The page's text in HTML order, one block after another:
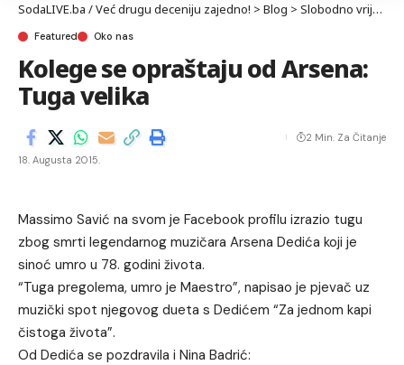
SodaLIVE.ba / Već drugu deceniju zajedno! > Blog > Slobodno vrijeme
Featured Oko nas
Kolege se opraštaju od Arsena:
Tuga velika
18. Augusta 2015.
2 Min. Za Čitanje
Massimo Savić na svom je Facebook profilu izrazio tugu
zbog smrti legendarnog muzičara Arsena Dedića koji je
sinoć umro u 78. godini života.
“Tuga pregolema, umro je Maestro”, napisao je pjevač uz
muzički spot njegovog dueta s Dedićem “Za jednom kapi
čistoga života”.
Od Dedića se pozdravila i Nina Badrić: